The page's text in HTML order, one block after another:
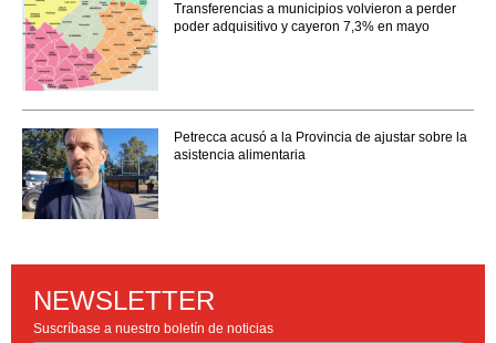
Transferencias a municipios volvieron a perder
poder adquisitivo y cayeron 7,3% en mayo
Petrecca acusó a la Provincia de ajustar sobre la
asistencia alimentaria
NEWSLETTER
Suscríbase a nuestro boletín de noticias